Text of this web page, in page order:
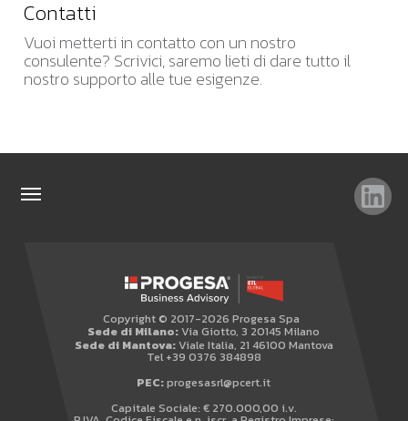
Contatti
Vuoi metterti in contatto con un nostro
consulente? Scrivici, saremo lieti di dare tutto il
nostro supporto alle tue esigenze.
AREA RISERVATA
WHISTLEBLOWING
Copyright © 2017-2026 Progesa Spa
Sede di Milano:Via Giotto, 3 20145 Milano
Sede di Mantova:Viale Italia, 21 46100 Mantova
Tel +39 0376 384898
PEC:progesasrl@pcert.it
Capitale Sociale: € 270.000,00 i.v.